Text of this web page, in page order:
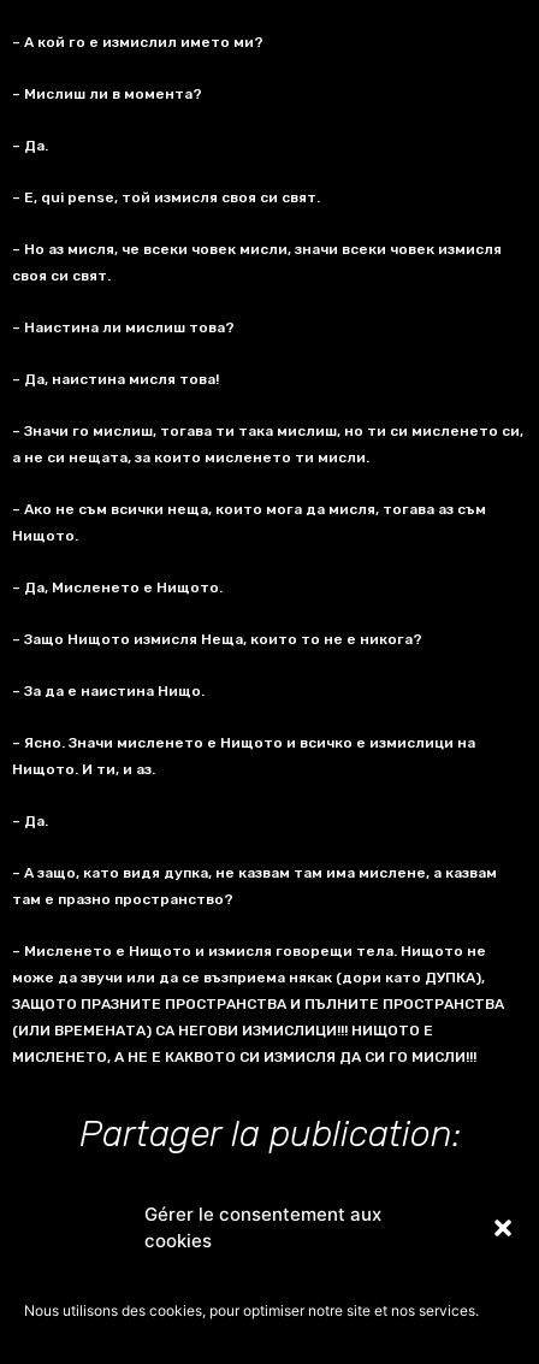
Gérer le consentement aux
cookies
Nous utilisons des cookies, pour optimiser notre site et nos services.
– А кой го е измислил името ми?
– Мислиш ли в момента?
– Да.
– Е, qui pense, той измисля своя си свят.
– Но аз мисля, че всеки човек мисли, значи всеки човек измисля
своя си свят.
– Наистина ли мислиш това?
– Да, наистина мисля това!
– Значи го мислиш, тогава ти така мислиш, но ти си мисленето си,
а не си нещата, за които мисленето ти мисли.
– Ако не съм всички неща, които мога да мисля, тогава аз съм
Нищото.
– Да, Мисленето е Нищото.
– Защо Нищото измисля Неща, които то не е никога?
– За да е наистина Нищо.
– Ясно. Значи мисленето е Нищото и всичко е измислици на
Нищото. И ти, и аз.
– Да.
– А защо, като видя дупка, не казвам там има мислене, а казвам
там е празно пространство?
– Мисленето е Нищото и измисля говорещи тела. Нищото не
може да звучи или да се възприема някак (дори като ДУПКА),
ЗАЩОТО ПРАЗНИТЕ ПРОСТРАНСТВА И ПЪЛНИТЕ ПРОСТРАНСТВА
(ИЛИ ВРЕМЕНАТА) СА НЕГОВИ ИЗМИСЛИЦИ!!! НИЩОТО Е
МИСЛЕНЕТО, А НЕ Е КАКВОТО СИ ИЗМИСЛЯ ДА СИ ГО МИСЛИ!!!
Partager la publication: